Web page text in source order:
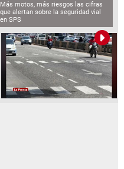
Más motos, más riesgos las cifras
que alertan sobre la seguridad vial
en SPS